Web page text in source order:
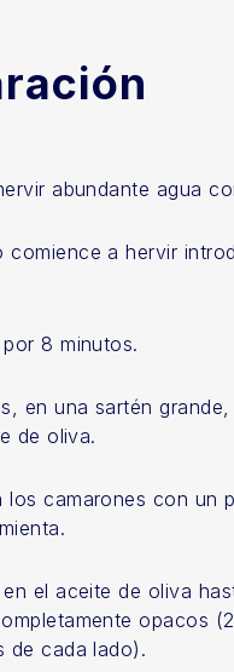
abundante agua
comience a hervir
8 minutos.
en una sartén
de oliva.
los camarones con un
el aceite de oliva
opacos
de cada lado).